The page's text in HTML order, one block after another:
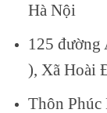
Hà Nội
125 đường
), Xã Hoài
Thôn Phúc